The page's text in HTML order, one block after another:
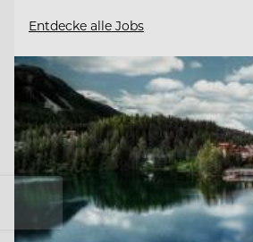
Entdecke alle Jobs